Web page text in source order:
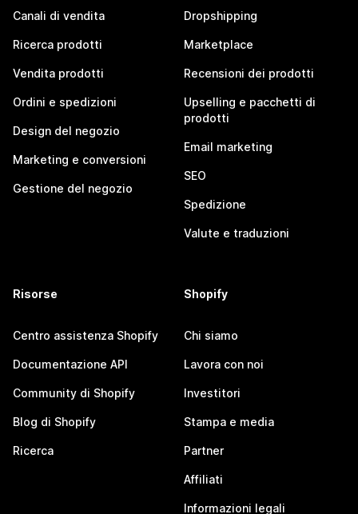
Canali di vendita
Ricerca prodotti
Vendita prodotti
Ordini e spedizioni
Design del negozio
Marketing e conversioni
Gestione del negozio
Dropshipping
Marketplace
Recensioni dei prodotti
Upselling e pacchetti di
prodotti
Email marketing
SEO
Spedizione
Valute e traduzioni
Risorse
Centro assistenza Shopify
Documentazione API
Community di Shopify
Blog di Shopify
Ricerca
Shopify
Chi siamo
Lavora con noi
Investitori
Stampa e media
Partner
Affiliati
Informazioni legali